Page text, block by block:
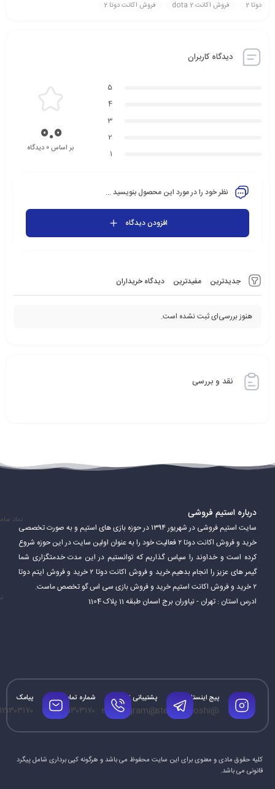
دوتا 2
فروش اکانت dota 2 فروش اکانت دوتا 2
دیدگاه کاربران
جدیدترین مفیدترین دیدگاه خریداران
هنوز بررسی‌ای ثبت نشده است.
5
4
3
2
1
0.0بر اساس 0 دیدگاه
نظر خود را در مورد این محصول بنویسید ...
افزودن دیدگاه
نقد و بررسی
درباره استیم فروشی
سایت استیم فروشی در شهریور ۱۳۹۴ در حوزه بازی های استیم و به صورت تخصصی
خرید و فروش اکانت دوتا ۲ فعالیت خود را به عنوان اولین سایت در این حوزه شروع
کرده است و خداوند را سپاس گذاریم که توانستیم در این مدت خدمتگزاری شما
گیمر های عزیز را انجام بدهیم.خرید و فروش اکانت دوتا ۲ خرید و فروش ایتم دوتا
۲ خرید و فروش اکانت استیم خرید و فروش بازی سی اس گو تخصص ماست.
ادرس استان : تهران - نیاوران برج اسمان طبقه 11 پلاک 1104
نماد
پیج اینستاگرام
@steamforoshi
پشتیبانی تلگرام
@mrtelegram
شماره تماس
۰۹۱۲۱۳۰۳۱۷۰
پیامک
کلیه حقوق مادی و معنوی برای این سایت محفوظ می باشد و هرگونه کپی برداری شامل پیگرد
قانونی می باشد.